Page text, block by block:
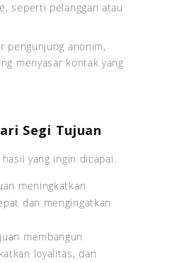
seperti pelanggan atau
pengunjung anonim,
menyasar kontak yang
Segi Tujuan
yang ingin dicapai.
meningkatkan
dan mengingatkan
membangun
loyalitas, dan